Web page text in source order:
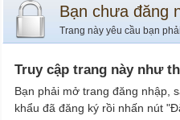
Bạn chưa đăng
Trang này yêu cầu bạn
Truy cập trang này như
Bạn phải mở trang đăng nhập,
khẩu đã đăng ký rồi nhấn nút